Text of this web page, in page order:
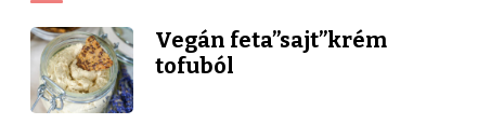
Vegán feta”sajt”krém
tofuból